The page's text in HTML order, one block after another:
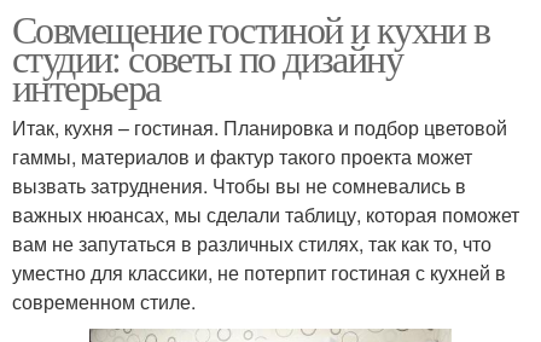
Совмещение гостиной и кухни в
студии: советы по дизайну
интерьера
Итак, кухня – гостиная. Планировка и подбор цветовой
гаммы, материалов и фактур такого проекта может
вызвать затруднения. Чтобы вы не сомневались в
важных нюансах, мы сделали таблицу, которая поможет
вам не запутаться в различных стилях, так как то, что
уместно для классики, не потерпит гостиная с кухней в
современном стиле.